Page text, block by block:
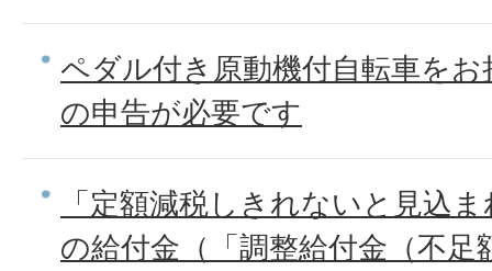
ペダル付き原動機付自転車を
の申告が必要です
「定額減税しきれないと見込
の給付金（「調整給付金（不